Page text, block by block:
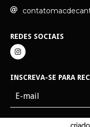
REDES SOCIAIS
INSCREVA-SE PARA